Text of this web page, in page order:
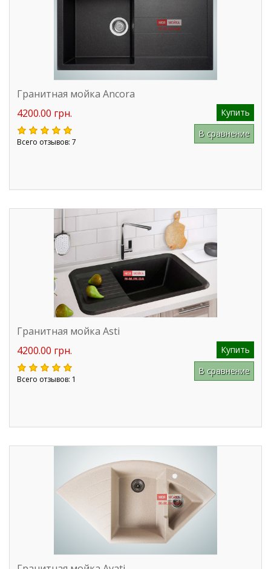
Гранитная мойка Ancora
4200.00 грн.
Купить
Всего отзывов: 7
В сравнение
Гранитная мойка Asti
4200.00 грн.
Купить
Всего отзывов: 1
В сравнение